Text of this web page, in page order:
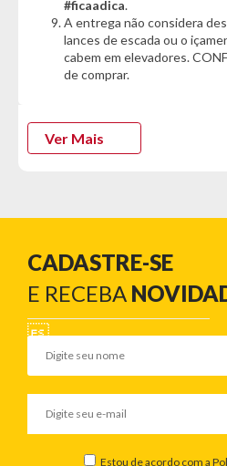
- Transparente/Inox
Características do Produto:
- Tampas com vedação de silicone
- Podem ser usados em lava-
(sem tampa)
- Fechamento hermético conserva
Garantia do Fornecedor: 3
espelho danificado/quebrado, o
troca é de até 7 dias corridos
#ficaadica.
A entrega não considera
lances de escada ou o
cabem em elevadores.
de comprar.
Ver Mais
CADASTRE-SE
E RECEBA
Estou de acordo com a